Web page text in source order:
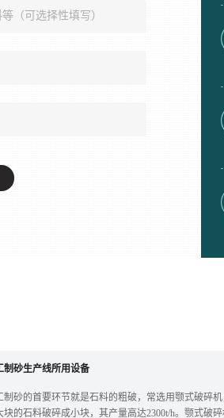
（可选择性填写）
制砂生产线所用设备
制砂的首要环节就是石料的粗破，常选用颚式破碎
块的石料破碎成小块，其产量高达2300t/h。颚式破碎